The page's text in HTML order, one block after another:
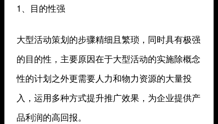
1、目的性强
大型活动策划的步骤精细且繁琐，同时具有极强
的目的性，主要原因在于大型活动的实施除概念
性的计划之外更需要人力和物力资源的大量投
入，运用多种方式提升推广效果，为企业提供产
品利润的高回报。